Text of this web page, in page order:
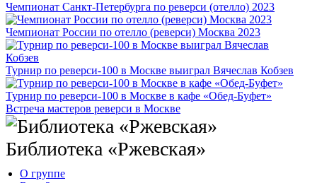
Чемпионат Санкт-Петербурга по реверси (отелло) 2023
Чемпионат России по отелло (реверси) Москва 2023
Турнир по реверси-100 в Москве выиграл Вячеслав Кобзев
Турнир по реверси-100 в Москве в кафе «Обед-Буфет»
Встреча мастеров реверси в Москве
Библиотека «Ржевская»
О группе